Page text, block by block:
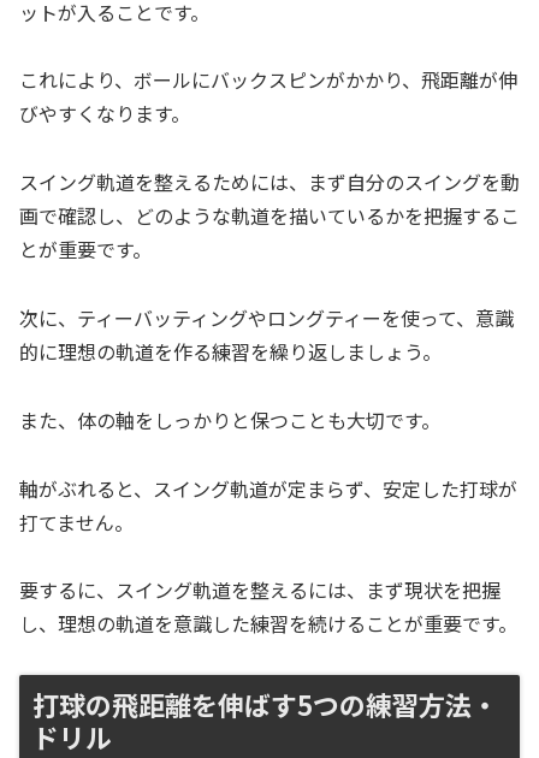
ットが入ることです。
これにより、ボールにバックスピンがかかり、飛距離が伸
びやすくなります。
スイング軌道を整えるためには、まず自分のスイングを動
画で確認し、どのような軌道を描いているかを把握するこ
とが重要です。
次に、ティーバッティングやロングティーを使って、意識
的に理想の軌道を作る練習を繰り返しましょう。
また、体の軸をしっかりと保つことも大切です。
軸がぶれると、スイング軌道が定まらず、安定した打球が
打てません。
要するに、スイング軌道を整えるには、まず現状を把握
し、理想の軌道を意識した練習を続けることが重要です。
打球の飛距離を伸ばす5つの練習方法・
ドリル